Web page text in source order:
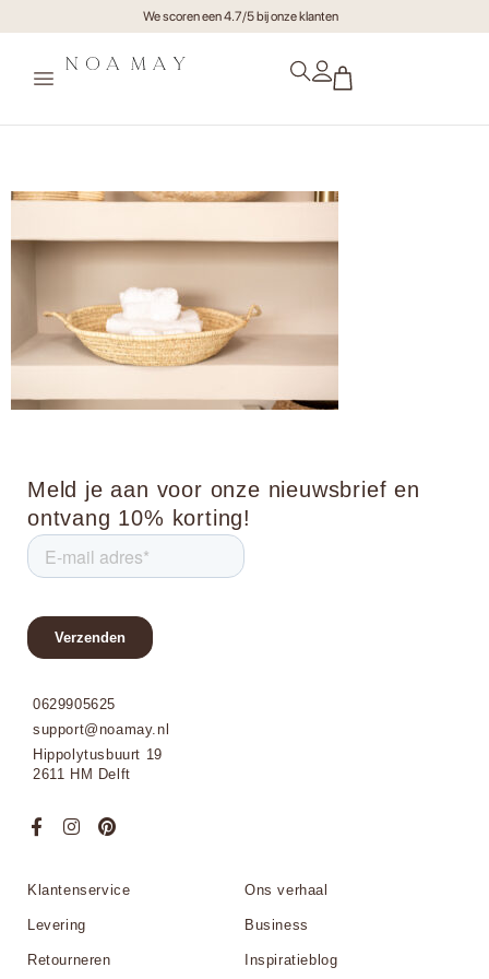
We scoren een 4.7/5 bij onze klanten
Meld je aan voor onze nieuwsbrief en
ontvang 10% korting!
0629905625
support@noamay.nl
Hippolytusbuurt 19
2611 HM Delft
Klantenservice
Levering
Retourneren
Ons verhaal
Business
Inspiratieblog